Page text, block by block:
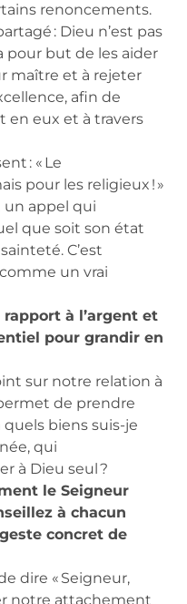
renoncements.
: Dieu n’est pas
pour but de les aider
maître et à rejeter
afin de
en eux et à travers
: « Le
pour les religieux ! »
un appel qui
que soit son état
C’est
un vrai
à l’argent et
pour grandir en
sur notre relation à
de prendre
quels biens suis-je
qui
à Dieu seul ?
le Seigneur
à chacun
concret de
dire « Seigneur,
notre attachement